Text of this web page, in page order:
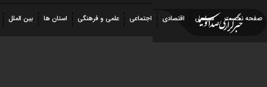
سیاسی اقتصادی اجتماعی علمی و فرهنگی استان ها بین الملل